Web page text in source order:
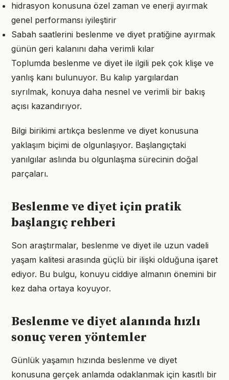
hidrasyon konusuna özel zaman ve enerji ayırmak
genel performansı iyileştirir
Sabah saatlerini beslenme ve diyet pratiğine ayırmak
günün geri kalanını daha verimli kılar
Toplumda beslenme ve diyet ile ilgili pek çok klişe ve
yanlış kanı bulunuyor. Bu kalıp yargılardan
sıyrılmak, konuya daha nesnel ve verimli bir bakış
açısı kazandırıyor.
Bilgi birikimi artıkça beslenme ve diyet konusuna
yaklaşım biçimi de olgunlaşıyor. Başlangıçtaki
yanılgılar aslında bu olgunlaşma sürecinin doğal
parçaları.
Beslenme ve diyet için pratik
başlangıç rehberi
Son araştırmalar, beslenme ve diyet ile uzun vadeli
yaşam kalitesi arasında güçlü bir ilişki olduğuna işaret
ediyor. Bu bulgu, konuyu ciddiye almanın önemini bir
kez daha ortaya koyuyor.
Beslenme ve diyet alanında hızlı
sonuç veren yöntemler
Günlük yaşamın hızında beslenme ve diyet
konusuna gerçek anlamda odaklanmak için kasıtlı bir